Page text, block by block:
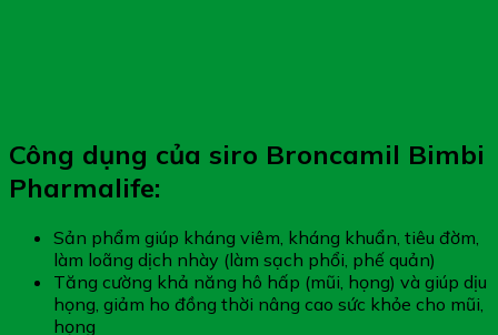
Công dụng của siro Broncamil Bimbi
Pharmalife:
Sản phẩm giúp kháng viêm, kháng khuẩn, tiêu đờm,
làm loãng dịch nhày (làm sạch phổi, phế quản)
Tăng cường khả năng hô hấp (mũi, họng) và giúp dịu
họng, giảm ho đồng thời nâng cao sức khỏe cho mũi,
họng